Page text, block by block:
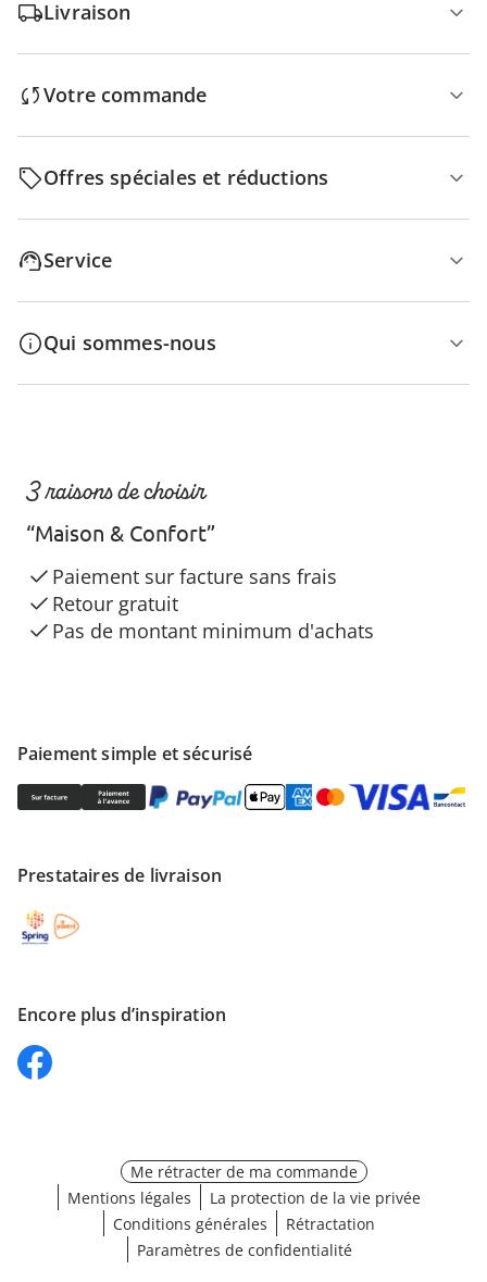
Livraison
Votre commande
Offres spéciales et réductions
Service
Qui sommes-nous
Paiement simple et sécurisé
Prestataires de livraison
Encore plus d’inspiration
3 raisons de choisir
“Maison & Confort”
Paiement sur facture sans frais
Retour gratuit
Pas de montant minimum d'achats
Me rétracter de ma commande
Mentions légales
La protection de la vie privée
Conditions générales
Rétractation
Paramètres de confidentialité